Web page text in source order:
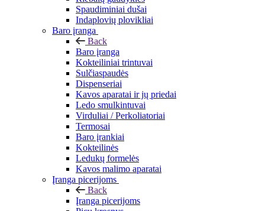
Spaudiminiai dušai
Indaplovių plovikliai
Baro įranga
Back
Baro įranga
Kokteiliniai trintuvai
Sulčiaspaudės
Dispenseriai
Kavos aparatai ir jų priedai
Ledo smulkintuvai
Virduliai / Perkoliatoriai
Termosai
Baro įrankiai
Kokteilinės
Ledukų formelės
Kavos malimo aparatai
Įranga picerijoms
Back
Įranga picerijoms